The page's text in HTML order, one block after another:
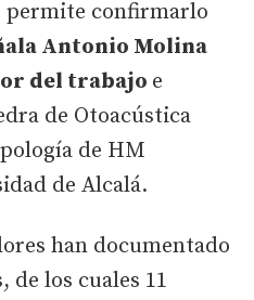
permite confirmarlo
Antonio Molina
del trabajo e
de Otoacústica
de HM
de Alcalá.
han documentado
de los cuales 11